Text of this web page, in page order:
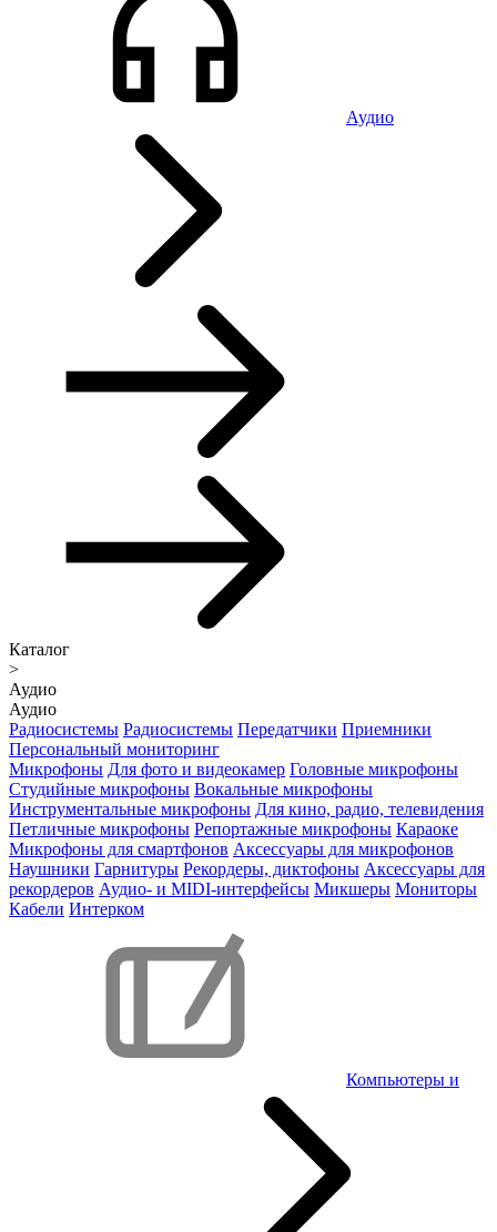
Аудио
Каталог
>
Аудио
Аудио
Радиосистемы Радиосистемы Передатчики Приемники
Персональный мониторинг
Микрофоны Для фото и видеокамер Головные микрофоны
Студийные микрофоны Вокальные микрофоны
Инструментальные микрофоны Для кино, радио, телевидения
Петличные микрофоны Репортажные микрофоны Караоке
Микрофоны для смартфонов Аксессуары для микрофонов
Наушники Гарнитуры Рекордеры, диктофоны Аксессуары для
рекордеров Аудио- и MIDI-интерфейсы Микшеры Мониторы
Кабели Интерком
Компьютеры и